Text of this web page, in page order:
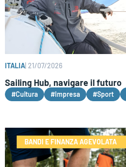
ITALIA 21/07/2026
Sailing Hub, navigare il futuro
#Cultura #Impresa #Sport
BANDI E FINANZA AGEVOLATA